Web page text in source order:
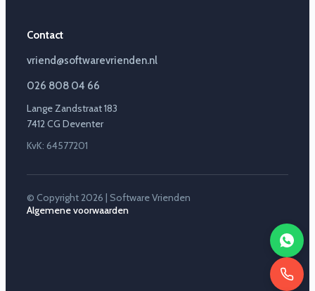
Contact
vriend@softwarevrienden.nl
026 808 04 66
Lange Zandstraat 183
7412 CG Deventer
KvK: 64577201
© Copyright 2026 | Software Vrienden
Algemene voorwaarden